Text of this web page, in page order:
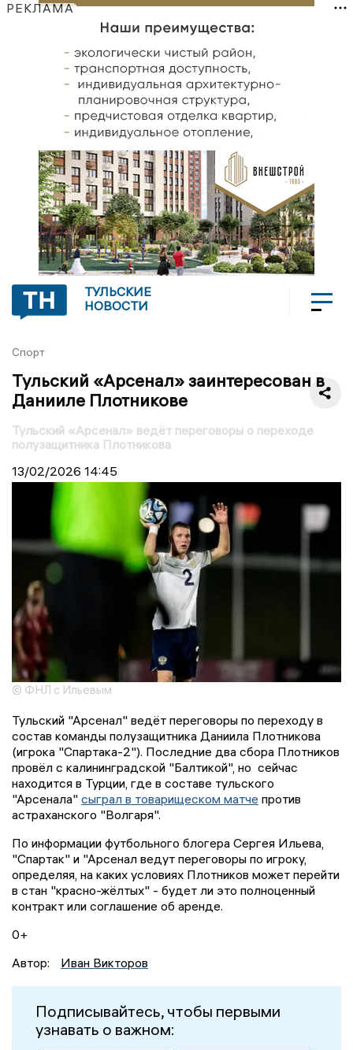
РЕКЛАМА
ТУЛЬСКИЕ
НОВОСТИ
Спорт
Тульский «Арсенал» заинтересован в
Данииле Плотникове
Тульский «Арсенал» ведёт переговоры о переходе
полузащитника Плотникова
13/02/2026 14:45
© ФНЛ с Ильевым
Тульский "Арсенал" ведёт переговоры по переходу в
состав команды полузащитника Даниила Плотникова
(игрока "Спартака-2"). Последние два сбора Плотников
провёл с калининградской "Балтикой", но сейчас
находится в Турции, где в составе тульского
"Арсенала" сыграл в товарищеском матче против
астраханского "Волгаря".
По информации футбольного блогера Сергея Ильева,
"Спартак" и "Арсенал ведут переговоры по игроку,
определяя, на каких условиях Плотников может перейти
в стан "красно-жёлтых" - будет ли это полноценный
контракт или соглашение об аренде.
0+
Автор:
Иван Викторов
Подписывайтесь, чтобы первыми
узнавать о важном: